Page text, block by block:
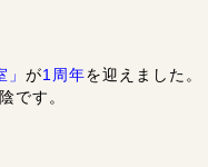
が1周年を迎えました。
です。